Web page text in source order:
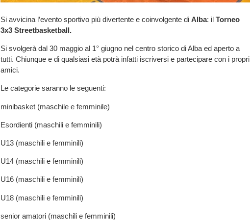
Si avvicina l’evento sportivo più divertente e coinvolgente di Alba: il Torneo
3x3 Streetbasketball.
Si svolgerà dal 30 maggio al 1° giugno nel centro storico di Alba ed aperto a
tutti. Chiunque e di qualsiasi età potrà infatti iscriversi e partecipare con i propri
amici.
Le categorie saranno le seguenti:
minibasket (maschile e femminile)
Esordienti (maschili e femminili)
U13 (maschili e femminili)
U14 (maschili e femminili)
U16 (maschili e femminili)
U18 (maschili e femminili)
senior amatori (maschili e femminili)